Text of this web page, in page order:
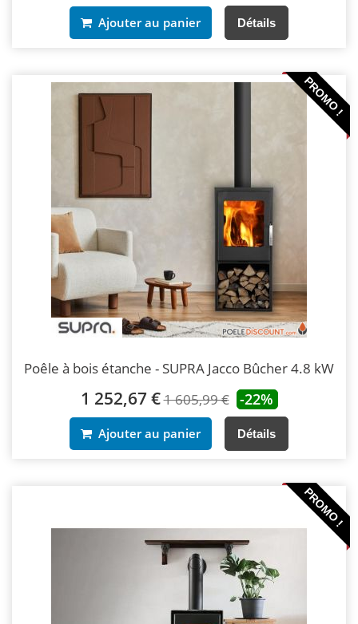
Ajouter au panier Détails
PROMO !
Poêle à bois étanche - SUPRA Jacco Bûcher 4.8 kW
1 252,67 €1 605,99 € -22%
Ajouter au panier Détails
PROMO !